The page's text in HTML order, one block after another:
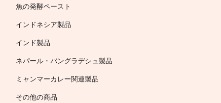
魚の発酵ペースト
インドネシア製品
インド製品
ネパール・バングラデシュ製品
ミャンマーカレー関連製品
その他の商品